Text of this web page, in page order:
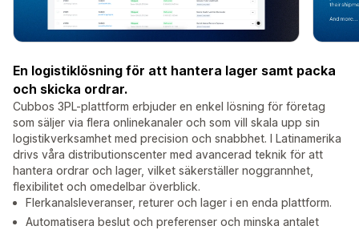
En logistiklösning för att hantera lager samt packa
och skicka ordrar.
Cubbos 3PL-plattform erbjuder en enkel lösning för företag
som säljer via flera onlinekanaler och som vill skala upp sin
logistikverksamhet med precision och snabbhet. I Latinamerika
drivs våra distributionscenter med avancerad teknik för att
hantera ordrar och lager, vilket säkerställer noggrannhet,
flexibilitet och omedelbar överblick.
Flerkanalsleveranser, returer och lager i en enda plattform.
Automatisera beslut och preferenser och minska antalet